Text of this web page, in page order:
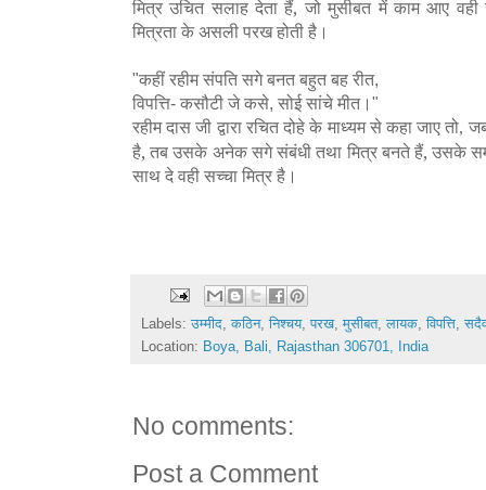
मित्र उचित सलाह देता हैं, जो मुसीबत में काम आए वही
मित्रताकेअसलीपरखहोतीहै।
"कहींरहीमसंपतिसगेबनतबहुतबहरीत,
विपत्ति- कसौटीजेकसे, सोईसांचेमीत। "
रहीमदास जी द्वारारचितदोहेके माध्यम से कहा जाए तो,
है, तब उसके अनेकसगेसंबंधीतथा मित्र बनतेहैं, उसके
साथदेवहीसच्चामित्रहै।
Labels:उम्मीद,कठिन,निश्चय,परख,मुसीबत,लायक,विपत्ति,
Location: Boya, Bali, Rajasthan 306701, India
No comments:
Post a Comment